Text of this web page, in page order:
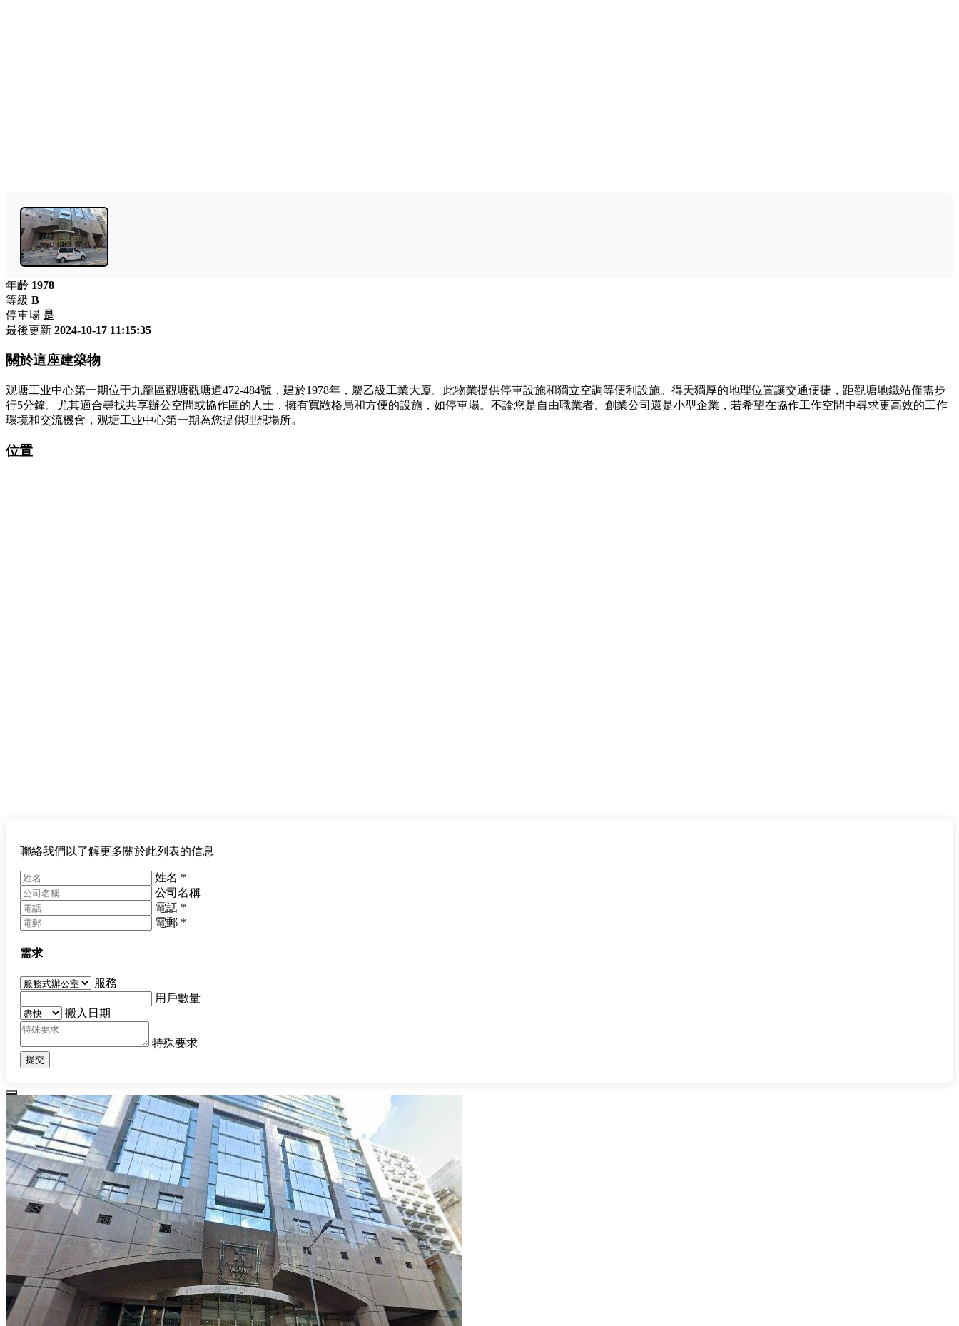
年齡 1978
等級 B
停車場 是
最後更新 2024-10-17 11:15:35
關於這座建築物
观塘工业中心第一期位于九龍區觀塘觀塘道472-484號，建於1978年，屬乙級工業大廈。此物業提供停車設施和獨立空調等便利設施。得天獨厚的地理位置讓交通便捷，距觀塘地鐵站僅需步
行5分鐘。尤其適合尋找共享辦公空間或協作區的人士，擁有寬敞格局和方便的設施，如停車場。不論您是自由職業者、創業公司還是小型企業，若希望在協作工作空間中尋求更高效的工作
環境和交流機會，观塘工业中心第一期為您提供理想場所。
位置
聯絡我們以了解更多關於此列表的信息
姓名 *
公司名稱
電話 *
電郵 *
需求
服務
用戶數量
搬入日期
特殊要求
提交